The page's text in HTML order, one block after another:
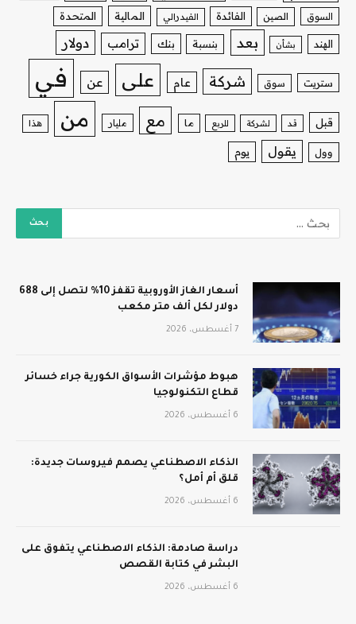
السوق الصين الفائدة الفيدرالي المالية المتحدة
الهند بشأن بعد بنسبة بنك ترامب دولار
ستريت سوق شركة عام على عن في
قبل قد لشركة للربع ما مع مليار من هذا
وول يقول يوم
أسعار الغاز الأوروبية تقفز 10% لتصل إلى 688
دولار لكل ألف متر مكعب
7 أغسطس، 2026
هبوط مؤشرات الأسواق الكورية جراء خسائر
قطاع التكنولوجيا
6 أغسطس، 2026
الذكاء الاصطناعي يصمم فيروسات جديدة:
قلق أم أمل؟
6 أغسطس، 2026
دراسة صادمة: الذكاء الاصطناعي يتفوق على
البشر في كتابة القصص
6 أغسطس، 2026